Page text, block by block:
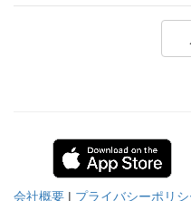
会社概要 | プライバシーポリシ